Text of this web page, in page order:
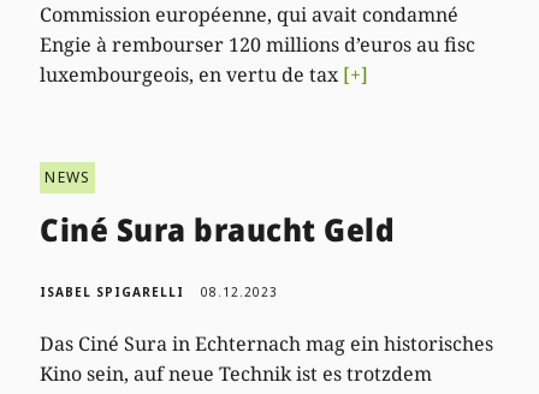
Commission européenne, qui avait condamné
Engie à rembourser 120 millions d’euros au fisc
luxembourgeois, en vertu de tax[+]
NEWS
Ciné Sura braucht Geld
ISABEL SPIGARELLI 08.12.2023
Das Ciné Sura in Echternach mag ein historisches
Kino sein, auf neue Technik ist es trotzdem